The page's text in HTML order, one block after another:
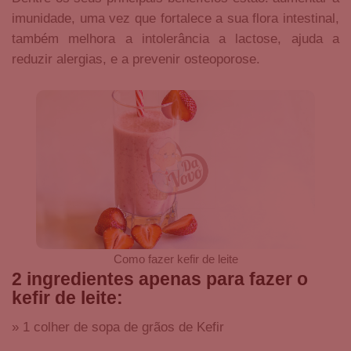
imunidade, uma vez que fortalece a sua flora intestinal,
também melhora a intolerância a lactose, ajuda a
reduzir alergias, e a prevenir osteoporose.
Como fazer kefir de leite
2 ingredientes apenas para fazer o
kefir de leite:
» 1 colher de sopa de grãos de Kefir